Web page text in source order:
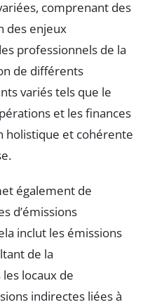
comprenant des
des enjeux
professionnels de la
de différents
variés tels que le
et les finances
holistique et cohérente
également de
d’émissions
inclut les émissions
de la
locaux de
indirectes liées à